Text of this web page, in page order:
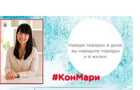
рестораны
— демократичный ресторан
— КАВА» магазин — кафе